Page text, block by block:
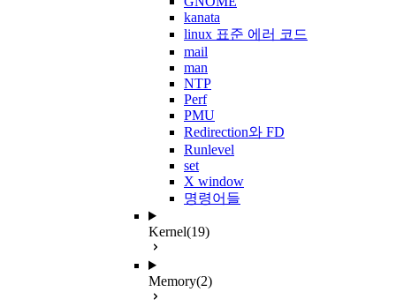
kanata
linux 표준 에러 코드
mail
man
NTP
Perf
PMU
Redirection와 FD
Runlevel
set
X window
명령어들
Kernel(19)
Memory(2)